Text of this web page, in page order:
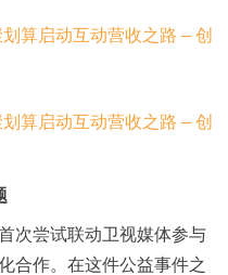
次尝试联动卫视媒体参与
合作。在这件公益事件之